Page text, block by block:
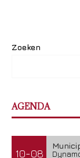
Zoeken
AGENDA
10-08